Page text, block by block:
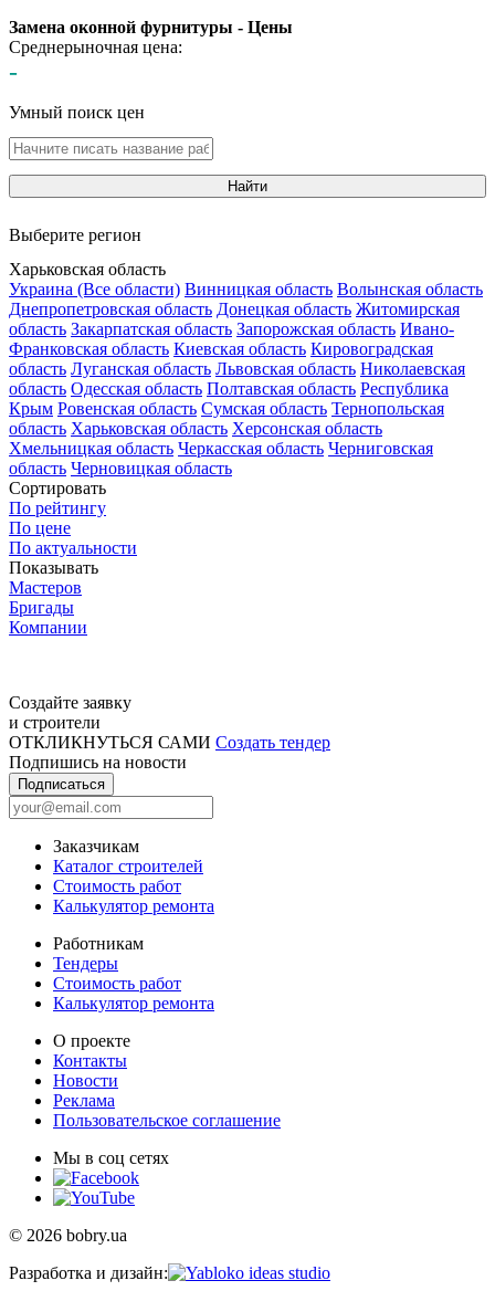
Замена оконной фурнитуры - Цены
Среднерыночная цена:
-
Умный поиск цен
Найти
Выберите регион
Харьковская область
Украина (Все области) Винницкая область Волынская область
Днепропетровская область Донецкая область Житомирская
область Закарпатская область Запорожская область Ивано-
Франковская область Киевская область Кировоградская
область Луганская область Львовская область Николаевская
область Одесская область Полтавская область Республика
Крым Ровенская область Сумская область Тернопольская
область Харьковская область Херсонская область
Хмельницкая область Черкасская область Черниговская
область Черновицкая область
Сортировать
По рейтингу
По цене
По актуальности
Показывать
Мастеров
Бригады
Компании
Создайте заявку
и строители
ОТКЛИКНУТЬСЯ САМИ Создать тендер
Подпишись на новости
Подписаться
Заказчикам
Каталог строителей
Стоимость работ
Калькулятор ремонта
Работникам
Тендеры
Стоимость работ
Калькулятор ремонта
О проекте
Контакты
Новости
Реклама
Пользовательское соглашение
Мы в соц сетях
© 2026 bobry.ua
Разработка и дизайн: